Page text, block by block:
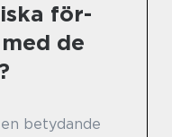
för-
de
betydande